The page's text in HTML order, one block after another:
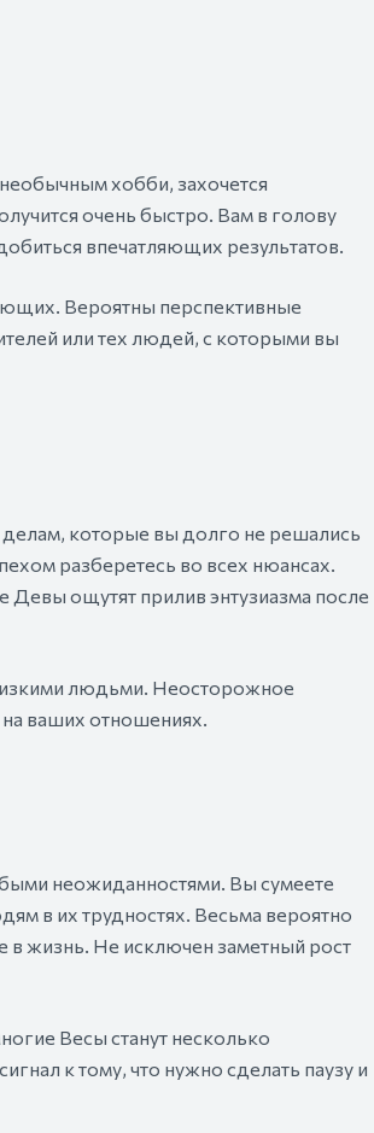
хобби, захочется
очень быстро. Вам в голову
впечатляющих результатов.
Вероятны перспективные
или тех людей, с которыми вы
которые вы долго не решались
разберетесь во всех нюансах.
Девы ощутят прилив энтузиазма после
людьми. Неосторожное
на ваших отношениях.
неожиданностями. Вы сумеете
в их трудностях. Весьма вероятно
в жизнь. Не исключен заметный рост
Весы станут несколько
к тому, что нужно сделать паузу и